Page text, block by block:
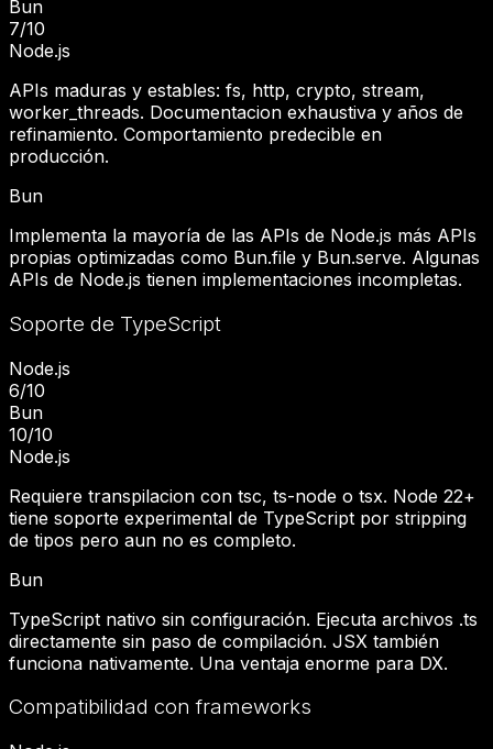
Bun
7/10
Node.js
APIs maduras y estables: fs, http, crypto, stream,
worker_threads. Documentacion exhaustiva y años de
refinamiento. Comportamiento predecible en
producción.
Bun
Implementa la mayoría de las APIs de Node.js más APIs
propias optimizadas como Bun.file y Bun.serve. Algunas
APIs de Node.js tienen implementaciones incompletas.
Soporte de TypeScript
Node.js
6/10
Bun
10/10
Node.js
Requiere transpilacion con tsc, ts-node o tsx. Node 22+
tiene soporte experimental de TypeScript por stripping
de tipos pero aun no es completo.
Bun
TypeScript nativo sin configuración. Ejecuta archivos .ts
directamente sin paso de compilación. JSX también
funciona nativamente. Una ventaja enorme para DX.
Compatibilidad con frameworks